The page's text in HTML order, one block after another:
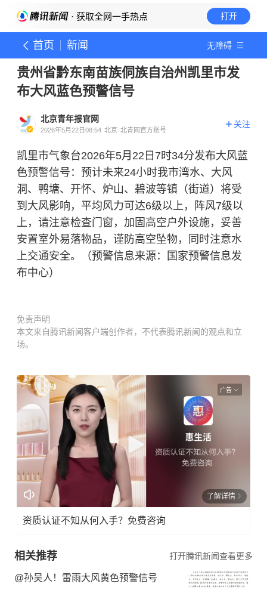
· 获取全网一手热点 打开
首页 新闻 无障碍
贵州省黔东南苗族侗族自治州凯里市发
布大风蓝色预警信号
北京青年报官网
2026年5月22日08:54 北京 北青网官方账号
关注
凯里市气象台2026年5月22日7时34分发布大风蓝
色预警信号：预计未来24小时我市湾水、大风
洞、鸭塘、开怀、炉山、碧波等镇（街道）将受
到大风影响，平均风力可达6级以上，阵风7级以
上，请注意检查门窗，加固高空户外设施，妥善
安置室外易落物品，谨防高空坠物，同时注意水
上交通安全。（预警信息来源：国家预警信息发
布中心）
免责声明
本文来自腾讯新闻客户端创作者，不代表腾讯新闻的观点和立
场。
广告
了解详情
资质认证不知从何入手？免费咨询
相关推荐 打开腾讯新闻查看更多
@孙吴人！雷雨大风黄色预警信号